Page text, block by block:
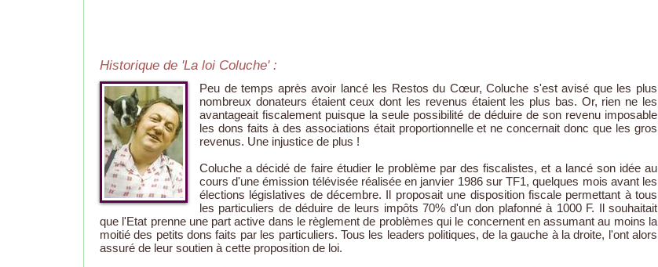
Historique de 'La loi Coluche' :
Peu de temps après avoir lancé les Restos du Cœur, Coluche s'est avisé que les plus
nombreux donateurs étaient ceux dont les revenus étaient les plus bas. Or, rien ne les
avantageait fiscalement puisque la seule possibilité de déduire de son revenu imposable
les dons faits à des associations était proportionnelle et ne concernait donc que les gros
revenus. Une injustice de plus !
Coluche a décidé de faire étudier le problème par des fiscalistes, et a lancé son idée au
cours d'une émission télévisée réalisée en janvier 1986 sur TF1, quelques mois avant les
élections législatives de décembre. Il proposait une disposition fiscale permettant à tous
les particuliers de déduire de leurs impôts 70% d'un don plafonné à 1000 F. Il souhaitait
que l'Etat prenne une part active dans le règlement de problèmes qui le concernent en assumant au moins la
moitié des petits dons faits par les particuliers. Tous les leaders politiques, de la gauche à la droite, l'ont alors
assuré de leur soutien à cette proposition de loi.